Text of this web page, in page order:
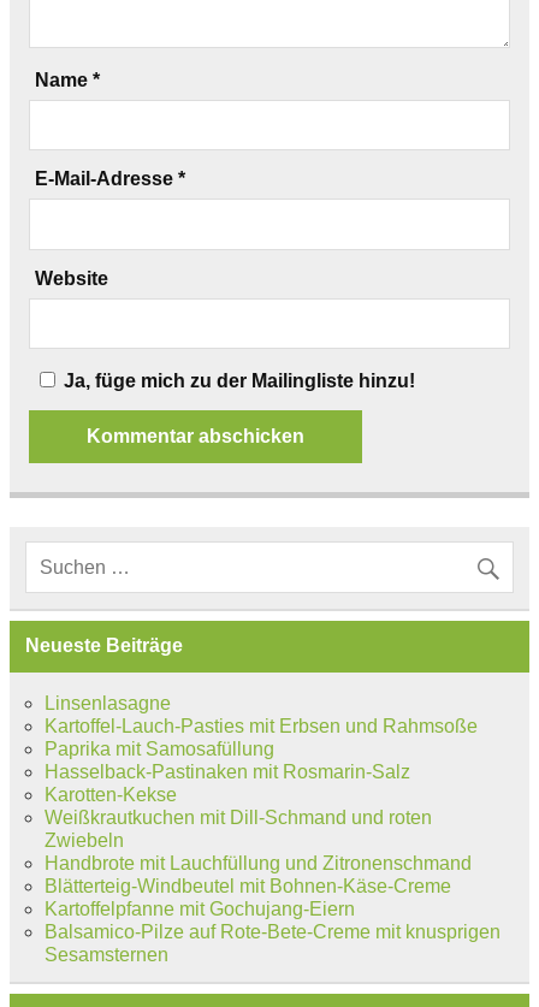
Name *
E-Mail-Adresse *
Website
Ja, füge mich zu der Mailingliste hinzu!
Neueste Beiträge
Linsenlasagne
Kartoffel-Lauch-Pasties mit Erbsen und Rahmsoße
Paprika mit Samosafüllung
Hasselback-Pastinaken mit Rosmarin-Salz
Karotten-Kekse
Weißkrautkuchen mit Dill-Schmand und roten
Zwiebeln
Handbrote mit Lauchfüllung und Zitronenschmand
Blätterteig-Windbeutel mit Bohnen-Käse-Creme
Kartoffelpfanne mit Gochujang-Eiern
Balsamico-Pilze auf Rote-Bete-Creme mit knusprigen
Sesamsternen